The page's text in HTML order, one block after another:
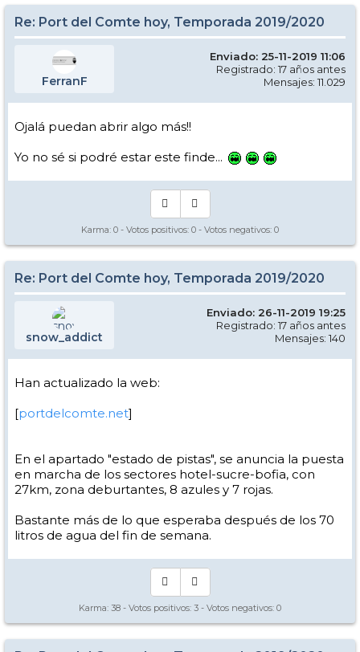
Re: Port del Comte hoy, Temporada 2019/2020
FerranF
Enviado: 25-11-2019 11:06
Registrado: 17 años antes
Mensajes: 11.029
Ojalá puedan abrir algo más!!
Yo no sé si podré estar este finde...
Karma: 0 - Votos positivos: 0 - Votos negativos: 0
Re: Port del Comte hoy, Temporada 2019/2020
snow_addict
Enviado: 26-11-2019 19:25
Registrado: 17 años antes
Mensajes: 140
Han actualizado la web:
[portdelcomte.net]
En el apartado "estado de pistas", se anuncia la puesta
en marcha de los sectores hotel-sucre-bofia, con
27km, zona deburtantes, 8 azules y 7 rojas.
Bastante más de lo que esperaba después de los 70
litros de agua del fin de semana.
Karma: 38 - Votos positivos: 3 - Votos negativos: 0